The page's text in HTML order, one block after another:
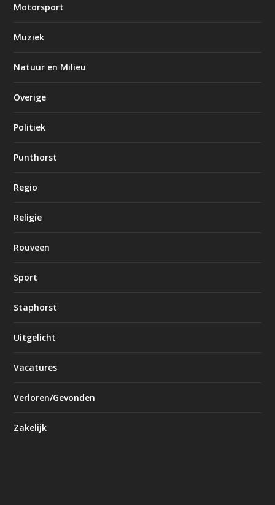
Motorsport
Muziek
Natuur en Milieu
Overige
Politiek
Punthorst
Regio
Religie
Rouveen
Sport
Staphorst
Uitgelicht
Vacatures
Verloren/Gevonden
Zakelijk